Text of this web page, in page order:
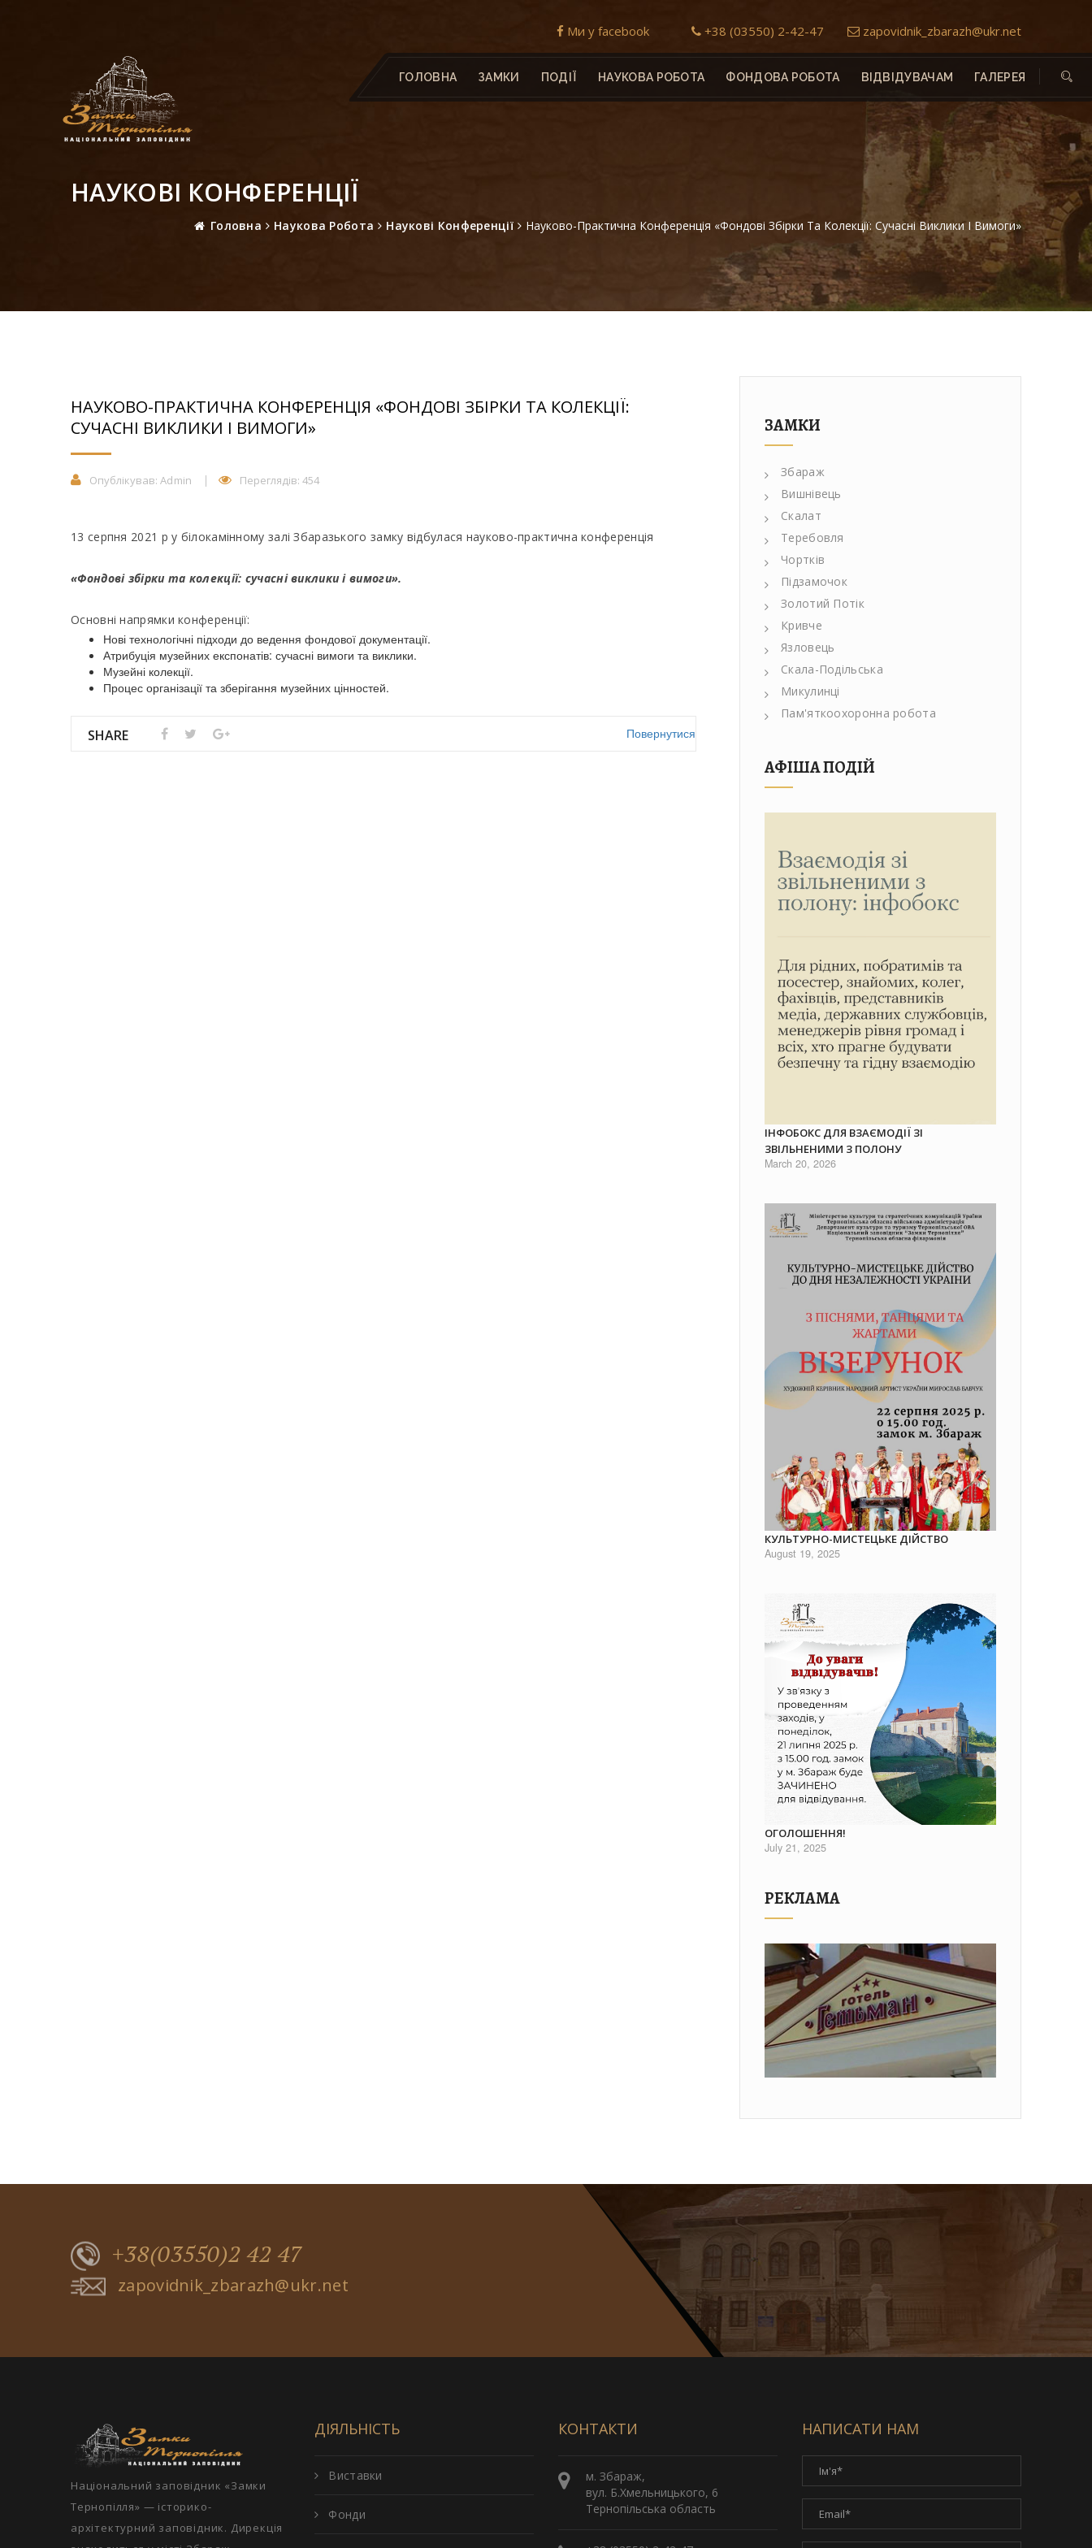
Ми у facebook +38 (03550) 2-42-47 zapovidnik_zbarazh@ukr.net
ГОЛОВНА ЗАМКИ ПОДІЇ НАУКОВА РОБОТА ФОНДОВА РОБОТА ВІДВІДУВАЧАМ ГАЛЕРЕЯ
НАУКОВІ КОНФЕРЕНЦІЇ
Головна Наукова Робота Наукові Конференції Науково-Практична Конференція «Фондові Збірки Та Колекції: Сучасні Виклики І Вимоги»
НАУКОВО-ПРАКТИЧНА КОНФЕРЕНЦІЯ «ФОНДОВІ ЗБІРКИ ТА КОЛЕКЦІЇ:
СУЧАСНІ ВИКЛИКИ І ВИМОГИ»
Опублікував: Admin Переглядів: 454
13 серпня 2021 р у білокамінному залі Збаразького замку відбулася науково-практична конференція
«Фондові збірки та колекції: сучасні виклики і вимоги».
Основні напрямки конференції:
Нові технологічні підходи до ведення фондової документації.
Атрибуція музейних експонатів: сучасні вимоги та виклики.
Музейні колекції.
Процес організації та зберігання музейних цінностей.
SHARE Повернутися
ЗАМКИ
Збараж
Вишнівець
Скалат
Теребовля
Чортків
Підзамочок
Золотий Потік
Кривче
Язловець
Скала-Подільська
Микулинці
Пам'яткоохоронна робота
АФІША ПОДІЙ
ІНФОБОКС ДЛЯ ВЗАЄМОДІЇ ЗІ
ЗВІЛЬНЕНИМИ З ПОЛОНУ
March 20, 2026
КУЛЬТУРНО-МИСТЕЦЬКЕ ДІЙСТВО
August 19, 2025
ОГОЛОШЕННЯ!
July 21, 2025
РЕКЛАМА
+38(03550)2 42 47
zapovidnik_zbarazh@ukr.net
Національний заповідник «Замки
Тернопілля» — історико-
архітектурний заповідник. Дирекція
ДІЯЛЬНІСТЬ
Виставки
Фонди
КОНТАКТИ
м. Збараж,
вул. Б.Хмельницького, 6
Тернопільська область
НАПИСАТИ НАМ